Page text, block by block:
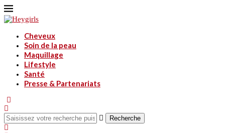
Cheveux
Soin de la peau
Maquillage
Lifestyle
Santé
Presse & Partenariats
Recherche